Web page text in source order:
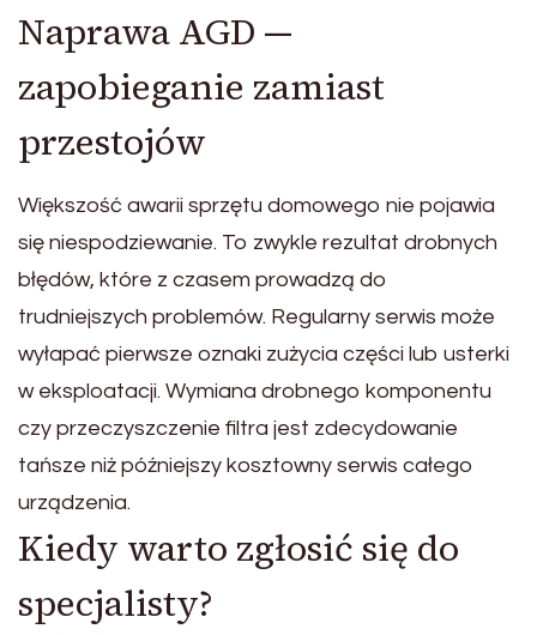
Naprawa AGD —
zapobieganie zamiast
przestojów
Większość awarii sprzętu domowego nie pojawia
się niespodziewanie. To zwykle rezultat drobnych
błędów, które z czasem prowadzą do
trudniejszych problemów. Regularny serwis może
wyłapać pierwsze oznaki zużycia części lub usterki
w eksploatacji. Wymiana drobnego komponentu
czy przeczyszczenie filtra jest zdecydowanie
tańsze niż późniejszy kosztowny serwis całego
urządzenia.
Kiedy warto zgłosić się do
specjalisty?